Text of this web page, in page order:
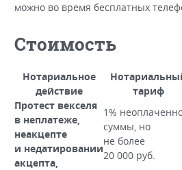
можно во время бесплатных
Стоимость
Нотариальное
действие
тариф
Протест векселя
в неплатеже,
неакцепте
и недатировании
акцепта,
1%
суммы, но
не более
20 000 руб.